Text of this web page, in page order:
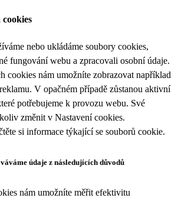
nebo ukládáme soubory cookies,
fungování webu a zpracovali osobní údaje.
cookies nám umožníte zobrazovat například
V opačném případě zůstanou aktivní
potřebujeme k provozu webu. Své
změnit v Nastavení cookies.
si informace týkající se souborů cookie.
údaje z následujících důvodů
nám umožníte měřit efektivitu